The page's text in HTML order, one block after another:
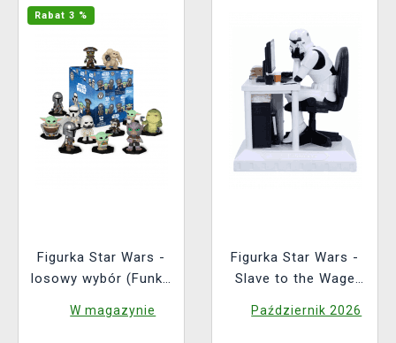
Rabat 3 %
Figurka Star Wars -
losowy wybór (Funko
W magazynie
Figurka Star Wars -
Slave to the Wage
Październik 2026